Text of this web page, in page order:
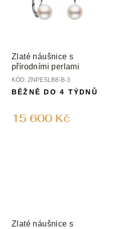
Zlaté náušnice s
přírodními perlami
KÓD: ZNPESLB8-B-3
15 600 Kč
BĚŽNĚ DO 4 TÝDNŮ
Zlaté náušnice s